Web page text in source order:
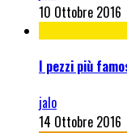
10 Ottobre 2016
I pezzi più
jalo
14 Ottobre 2016